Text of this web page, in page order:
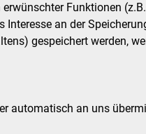
Funktionen
an der
gespeichert werden,
automatisch an uns